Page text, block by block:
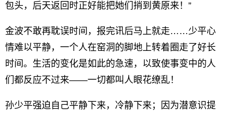
包头，后天返回时正好能把她们捎到黄原来！”
金波不敢再耽误时间，报完讯后马上就走……少平心
情难以平静，一个人在窑洞的脚地上转着圈走了好长
时间。生活的变化是如此的急速，以致使事变中的人
们都反应不过来——一切都叫人眼花缭乱！
孙少平强迫自己平静下来，冷静下来；因为潜意识提